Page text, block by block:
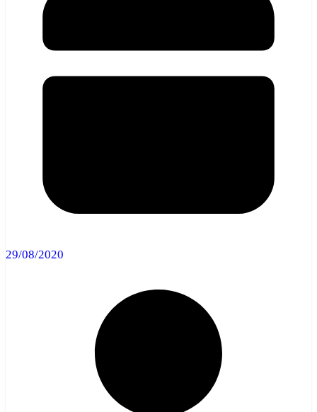
29/08/2020